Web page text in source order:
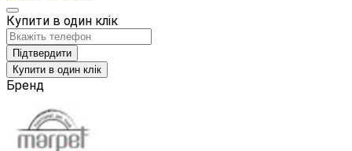
Купити в один клік
Підтвердити
Купити в один клік
Бренд